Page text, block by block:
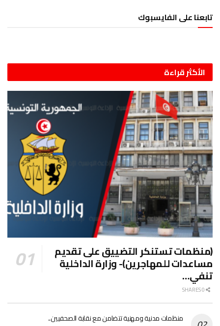
تابعنا على الفايسبوك
الأكثر قراءة
(منظمات تستنكر التضييق على تقديم
مساعدات للمهاجرين)- وزارة الداخلية
تنفي…
منظمات مدنية ومهنية تتضامن مع نقابة الصحفيين..